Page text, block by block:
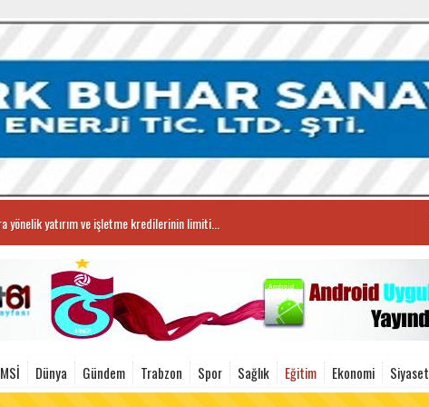
yönelik yatırım ve işletme kredilerinin limiti...
Dünya Gündem Trabzon Spor Sağlık Eğitim Ekonomi Siyaset